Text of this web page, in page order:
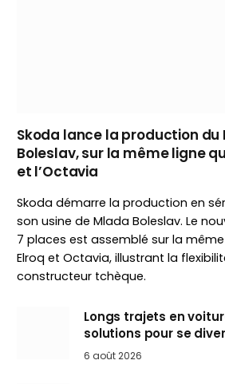
Skoda lance la production du
Boleslav, sur la même ligne
et l’Octavia
Skoda démarre la production en
son usine de Mlada Boleslav. Le
7 places est assemblé sur la
Elroq et Octavia, illustrant la
constructeur tchèque.
Longs trajets en
solutions pour se
6 août 2026